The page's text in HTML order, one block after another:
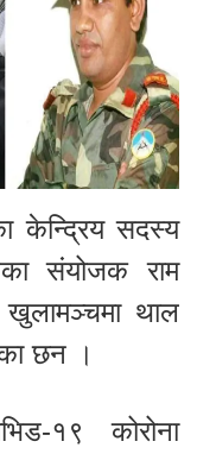
केन्द्रिय सदस्य
संयोजक राम
खुलामञ्चमा थाल
छन ।
१९ कोरोना